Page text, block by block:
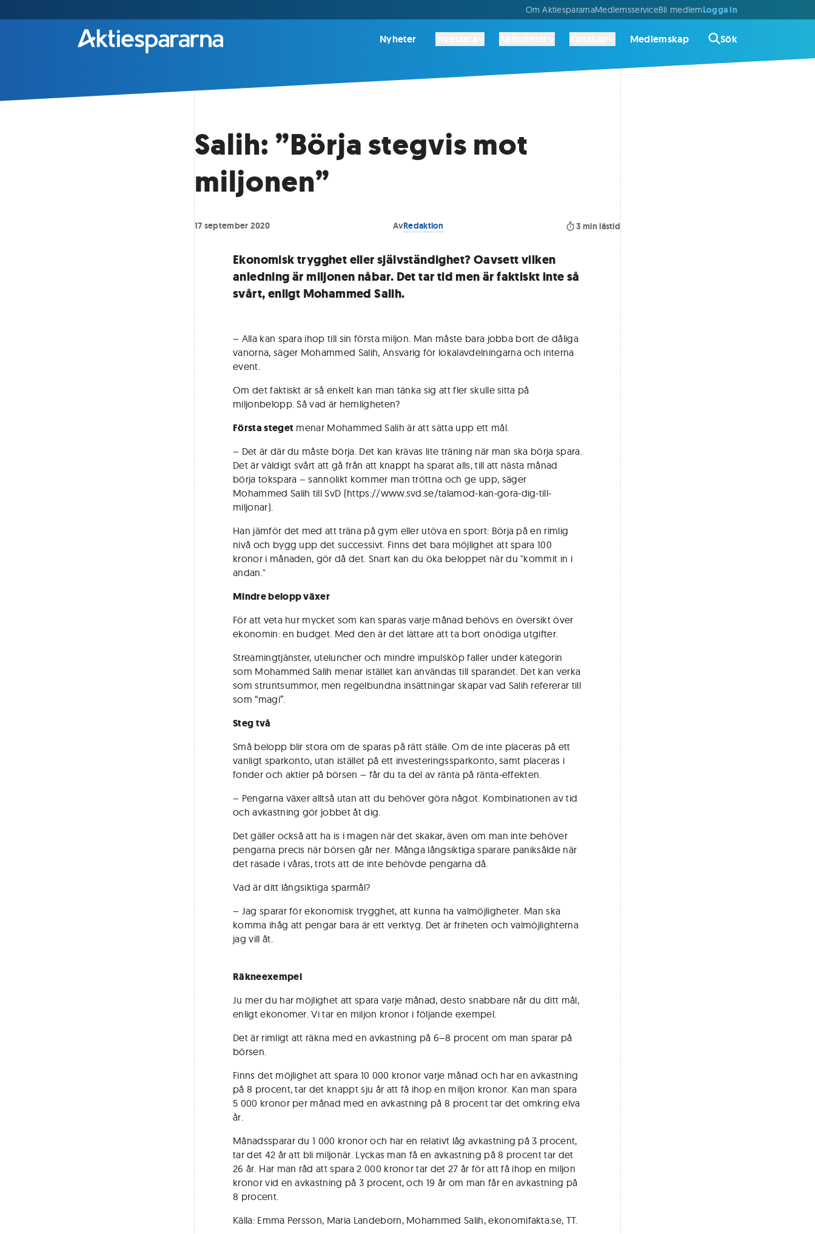
Om AktiespararnaMedlemsserviceBli medlemLogga in
Nyheter Medlemskap Sök
Salih: ”Börja stegvis mot
miljonen”
17 september 2020 AvRedaktion 3 min lästid
Ekonomisk trygghet eller självständighet? Oavsett vilken
anledning är miljonen nåbar. Det tar tid men är faktiskt inte så
svårt, enligt Mohammed Salih.
– Alla kan spara ihop till sin första miljon. Man måste bara jobba bort de dåliga
vanorna, säger Mohammed Salih, Ansvarig för lokalavdelningarna och interna
event.
Om det faktiskt är så enkelt kan man tänka sig att fler skulle sitta på
miljonbelopp. Så vad är hemligheten?
Första steget menar Mohammed Salih är att sätta upp ett mål.
– Det är där du måste börja. Det kan krävas lite träning när man ska börja spara.
Det är väldigt svårt att gå från att knappt ha sparat alls, till att nästa månad
börja tokspara – sannolikt kommer man tröttna och ge upp, säger
Mohammed Salih till SvD (https://www.svd.se/talamod-kan-gora-dig-till-
miljonar).
Han jämför det med att träna på gym eller utöva en sport: Börja på en rimlig
nivå och bygg upp det successivt. Finns det bara möjlighet att spara 100
kronor i månaden, gör då det. Snart kan du öka beloppet när du "kommit in i
andan."
Mindre belopp växer
För att veta hur mycket som kan sparas varje månad behövs en översikt över
ekonomin: en budget. Med den är det lättare att ta bort onödiga utgifter.
Streamingtjänster, uteluncher och mindre impulsköp faller under kategorin
som Mohammed Salih menar istället kan användas till sparandet. Det kan verka
som struntsummor, men regelbundna insättningar skapar vad Salih refererar till
som “magi”.
Steg två
Små belopp blir stora om de sparas på rätt ställe. Om de inte placeras på ett
vanligt sparkonto, utan istället på ett investeringssparkonto, samt placeras i
fonder och aktier på börsen – får du ta del av ränta på ränta-effekten.
– Pengarna växer alltså utan att du behöver göra något. Kombinationen av tid
och avkastning gör jobbet åt dig.
Det gäller också att ha is i magen när det skakar, även om man inte behöver
pengarna precis när börsen går ner. Många långsiktiga sparare paniksålde när
det rasade i våras, trots att de inte behövde pengarna då.
Vad är ditt långsiktiga sparmål?
– Jag sparar för ekonomisk trygghet, att kunna ha valmöjligheter. Man ska
komma ihåg att pengar bara är ett verktyg. Det är friheten och valmöjlighterna
jag vill åt.
Räkneexempel
Ju mer du har möjlighet att spara varje månad, desto snabbare når du ditt mål,
enligt ekonomer. Vi tar en miljon kronor i följande exempel.
Det är rimligt att räkna med en avkastning på 6–8 procent om man sparar på
börsen.
Finns det möjlighet att spara 10 000 kronor varje månad och har en avkastning
på 8 procent, tar det knappt sju år att få ihop en miljon kronor. Kan man spara
5 000 kronor per månad med en avkastning på 8 procent tar det omkring elva
år.
Månadssparar du 1 000 kronor och har en relativt låg avkastning på 3 procent,
tar det 42 år att bli miljonär. Lyckas man få en avkastning på 8 procent tar det
26 år. Har man råd att spara 2 000 kronor tar det 27 år för att få ihop en miljon
kronor vid en avkastning på 3 procent, och 19 år om man får en avkastning på
8 procent.
Källa: Emma Persson, Maria Landeborn, Mohammed Salih, ekonomifakta.se, TT.